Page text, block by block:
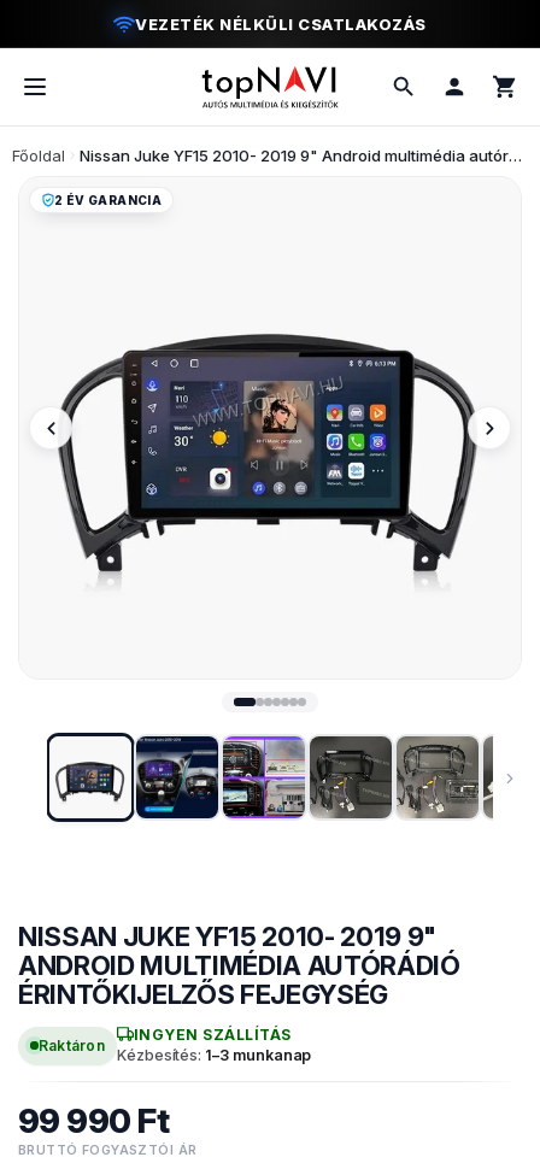
MODERN VEZETÉSI ÉLMÉNY
Főoldal Nissan Juke YF15 2010- 2019 9" Android multimédia autórádió érintőkijelzős fejegység
2 ÉV GARANCIA
MÁRKASPECIFIKUS MULTIMÉDIA
NISSAN JUKE YF15 2010- 2019 9"
ANDROID MULTIMÉDIA AUTÓRÁDIÓ
ÉRINTŐKIJELZŐS FEJEGYSÉG
INGYEN SZÁLLÍTÁS
Kézbesítés: 1–3 munkanap
Raktáron
99 990 Ft
BRUTTÓ FOGYASZTÓI ÁR